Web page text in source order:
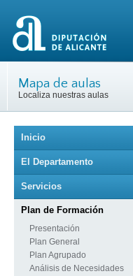
Mapa de aulas
Localiza nuestras aulas
Inicio
El Departamento
Servicios
Plan de Formación
Presentación
Plan General
Plan Agrupado
Análisis de Necesidades